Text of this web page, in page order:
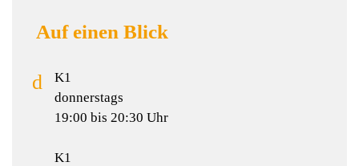
Auf einen Blick
K1
donnerstags
19:00 bis 20:30 Uhr
K1